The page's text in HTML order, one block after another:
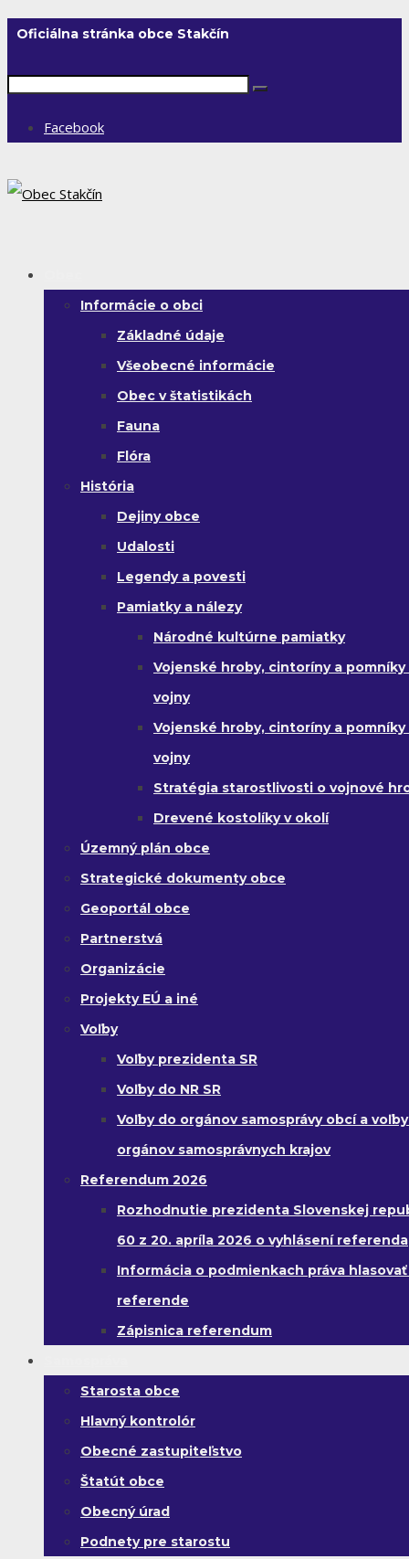
Oficiálna stránka obce Stakčín
Facebook
Informácie o obci
Základné údaje
Všeobecné informácie
Obec v štatistikách
Fauna
Flóra
História
Dejiny obce
Udalosti
Legendy a povesti
Pamiatky a nálezy
Národné kultúrne pamiatky
Vojenské hroby, cintoríny a pomníky
vojny
Vojenské hroby, cintoríny a pomníky
vojny
Stratégia starostlivosti o vojnové
Drevené kostolíky v okolí
Územný plán obce
Strategické dokumenty obce
Geoportál obce
Partnerstvá
Organizácie
Projekty EÚ a iné
Voľby
Voľby prezidenta SR
Voľby do NR SR
Voľby do orgánov samosprávy obcí a
orgánov samosprávnych krajov
Referendum 2026
Rozhodnutie prezidenta Slovenskej
60 z 20. apríla 2026 o vyhlásení referenda
Informácia o podmienkach práva hlasovať
referende
Zápisnica referendum
Starosta obce
Hlavný kontrolór
Obecné zastupiteľstvo
Štatút obce
Obecný úrad
Podnety pre starostu